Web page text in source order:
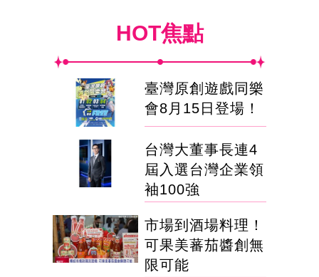
HOT焦點
臺灣原創遊戲同樂
會8月15日登場！
台灣大董事長連4
屆入選台灣企業領
袖100強
市場到酒場料理！
可果美蕃茄醬創無
限可能